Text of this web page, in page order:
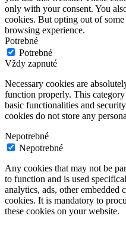
only with your consent. You
cookies. But opting out of
browsing experience.
Potrebné
Potrebné
Vždy zapnuté
Necessary cookies are
function properly. This
basic functionalities and
cookies do not store any
Nepotrebné
Nepotrebné
Any cookies that may not be
to function and is used
analytics, ads, other embedded
cookies. It is mandatory to
these cookies on your website.